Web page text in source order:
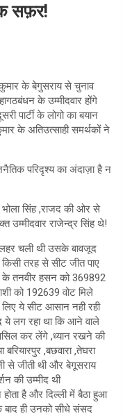
सफ़र!
के बेगुसराय से चुनाव
के उम्मीदवार होंगे
पार्टी के लोगो का बयान
के अतिउत्साही समर्थकों ने
परिदृश्य का अंदाज़ा है न
सिंह ,राजद की ओर से
राजेन्द्र सिंह थे!
लहर चली थी उसके बावजूद
तरह से सीट जीत पाए
के तनवीर हसन को 369892
को 192639 वोट मिले
ये सीट आसान नही रही
लग रहा था कि आने वाले
कर लेंगे ,ध्यान रखने की
,बछवारा ,तेघरा
से जीती थी और बेगूसराय
की उम्मीद थी
है और दिल्ली में बैठा हुआ
बाद ही उनको सीधे संसद